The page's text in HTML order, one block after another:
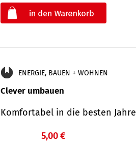
ENERGIE, BAUEN + WOHNEN
Clever umbauen
Komfortabel in die besten Jahre
5,00 €